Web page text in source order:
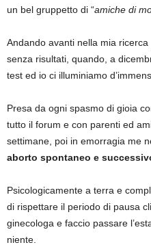
un bel gruppetto di “amiche di
Andando avanti nella mia
senza risultati, quando, a
test ed io ci illuminiamo
Presa da ogni spasmo di gioia
tutto il forum e con parenti ed
settimane, poi in emorragia me
aborto spontaneo e
Psicologicamente a terra e
di rispettare il periodo di pausa
ginecologa e faccio passare
niente.